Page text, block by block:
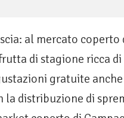
al mercato coperto
di stagione ricca
gratuite
la distribuzione di